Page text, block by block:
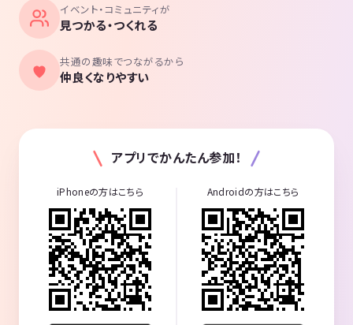
イベント・コミュニティが
見つかる・つくれる
共通の趣味でつながるから
仲良くなりやすい
アプリでかんたん参加！
iPhoneの方はこちら Androidの方はこちら